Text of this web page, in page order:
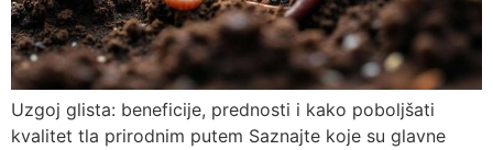
Uzgoj glista: beneficije, prednosti i kako poboljšati
kvalitet tla prirodnim putem Saznajte koje su glavne